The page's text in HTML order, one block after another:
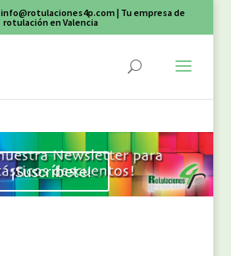
info@rotulaciones4p.com | Tu empresa de
rotulación en Valencia
¡Suscríbete!